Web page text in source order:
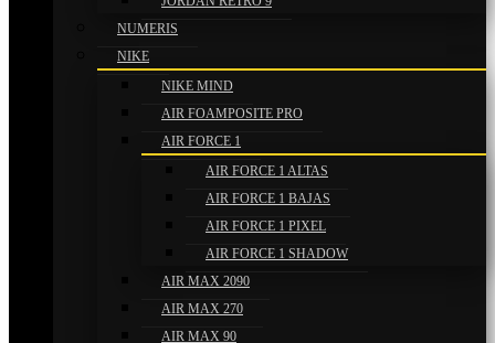
NUMERIS
NIKE
NIKE MIND
AIR FOAMPOSITE PRO
AIR FORCE 1
AIR FORCE 1 ALTAS
AIR FORCE 1 BAJAS
AIR FORCE 1 PIXEL
AIR FORCE 1 SHADOW
AIR MAX 2090
AIR MAX 270
AIR MAX 90